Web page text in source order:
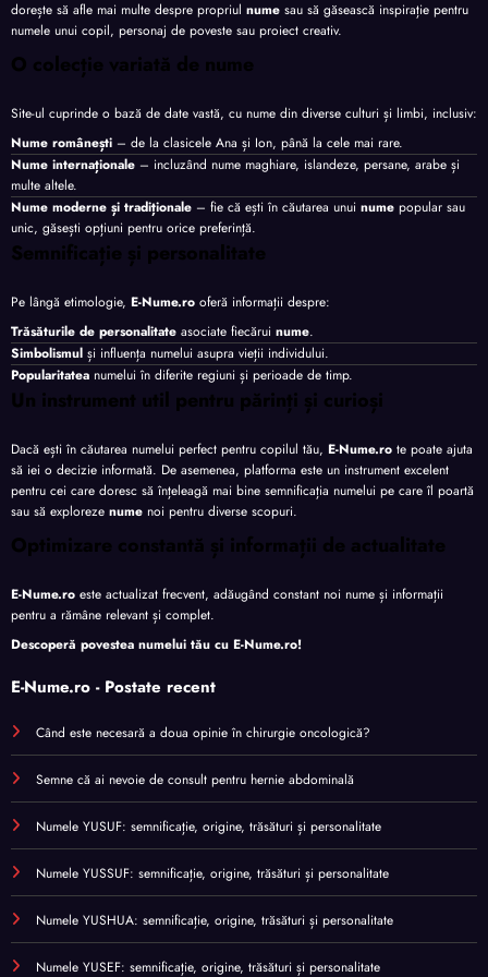
dorește să afle mai multe despre propriul nume sau să găsească inspirație pentru
numele unui copil, personaj de poveste sau proiect creativ.
O colecție variată de nume
Site-ul cuprinde o bază de date vastă, cu nume din diverse culturi și limbi, inclusiv:
Nume românești – de la clasicele Ana și Ion, până la cele mai rare.
Nume internaționale – incluzând nume maghiare, islandeze, persane, arabe și
multe altele.
Nume moderne și tradiționale – fie că ești în căutarea unui nume popular sau
unic, găsești opțiuni pentru orice preferință.
Semnificație și personalitate
Pe lângă etimologie, E-Nume.ro oferă informații despre:
Trăsăturile de personalitate asociate fiecărui nume.
Simbolismul și influența numelui asupra vieții individului.
Popularitatea numelui în diferite regiuni și perioade de timp.
Un instrument util pentru părinți și curioși
Dacă ești în căutarea numelui perfect pentru copilul tău, E-Nume.ro te poate ajuta
să iei o decizie informată. De asemenea, platforma este un instrument excelent
pentru cei care doresc să înțeleagă mai bine semnificația numelui pe care îl poartă
sau să exploreze nume noi pentru diverse scopuri.
Optimizare constantă și informații de actualitate
E-Nume.ro este actualizat frecvent, adăugând constant noi nume și informații
pentru a rămâne relevant și complet.
Descoperă povestea numelui tău cu E-Nume.ro!
E-Nume.ro - Postate recent
Când este necesară a doua opinie în chirurgie oncologică?
Semne că ai nevoie de consult pentru hernie abdominală
Numele YUSUF: semnificație, origine, trăsături și personalitate
Numele YUSSUF: semnificație, origine, trăsături și personalitate
Numele YUSHUA: semnificație, origine, trăsături și personalitate
Numele YUSEF: semnificație, origine, trăsături și personalitate